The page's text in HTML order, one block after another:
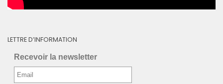
LETTRE D’INFORMATION
Recevoir la newsletter